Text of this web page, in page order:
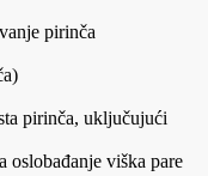
pirinča
pirinča, uključujući
oslobađanje viška pare